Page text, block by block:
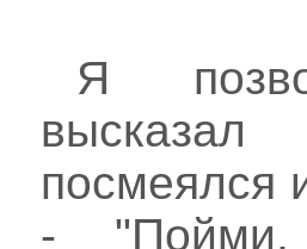
Я
высказал
посмеялся
- "Пойми,